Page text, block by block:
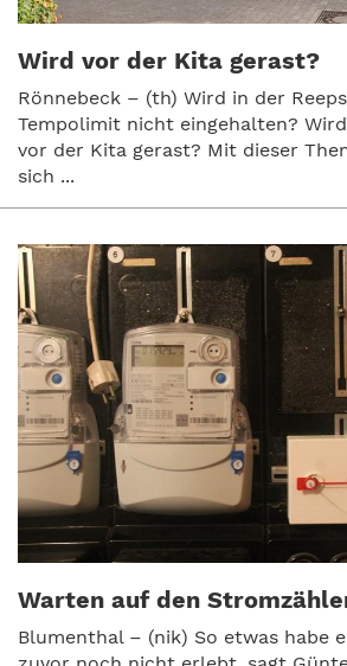
Wird vor der Kita gerast?
Rönnebeck – (th) Wird in der
Tempolimit nicht eingehalten?
vor der Kita gerast? Mit dieser
sich ...
Warten auf den
Blumenthal – (nik) So etwas habe